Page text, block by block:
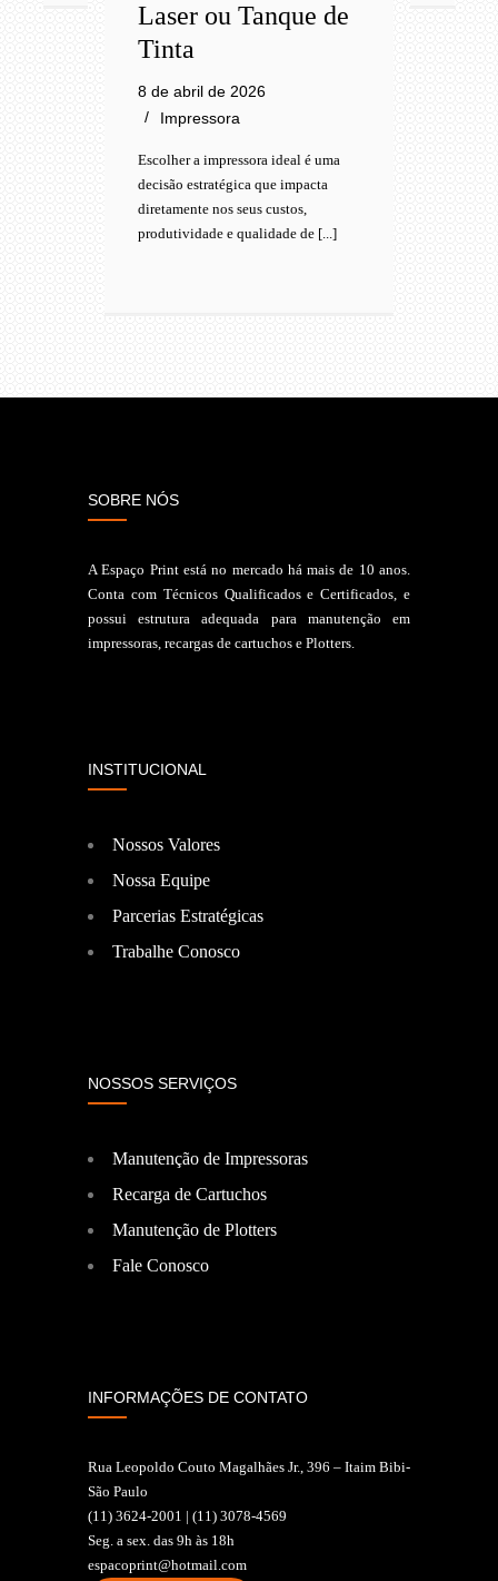
Laser ou Tanque de
Tinta
8 de abril de 2026
Impressora
Escolher a impressora ideal é uma
decisão estratégica que impacta
diretamente nos seus custos,
produtividade e qualidade de [...]
SOBRE NÓS
A Espaço Print está no mercado há mais de 10 anos.
Conta com Técnicos Qualificados e Certificados, e
possui estrutura adequada para manutenção em
impressoras, recargas de cartuchos e Plotters.
INSTITUCIONAL
Nossos Valores
Nossa Equipe
Parcerias Estratégicas
Trabalhe Conosco
NOSSOS SERVIÇOS
Manutenção de Impressoras
Recarga de Cartuchos
Manutenção de Plotters
Fale Conosco
INFORMAÇÕES DE CONTATO
Rua Leopoldo Couto Magalhães Jr., 396 – Itaim Bibi-
São Paulo
(11) 3624-2001 | (11) 3078-4569
Seg. a sex. das 9h às 18h
espacoprint@hotmail.com